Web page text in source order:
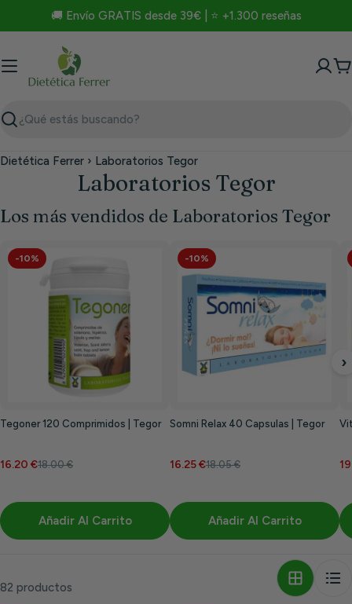
🚚 Envío GRATIS desde 39€ | ⭐ +1.300 reseñas
Buscar
Dietética Ferrer › Laboratorios Tegor
Laboratorios Tegor
Los más vendidos de Laboratorios Tegor
›
-10%
Tegoner 120 Comprimidos | Tegor
16.20 €18.00 €
Añadir Al Carrito
-10%
Somni Relax 40 Capsulas | Tegor
16.25 €18.05 €
Añadir Al Carrito
82 productos